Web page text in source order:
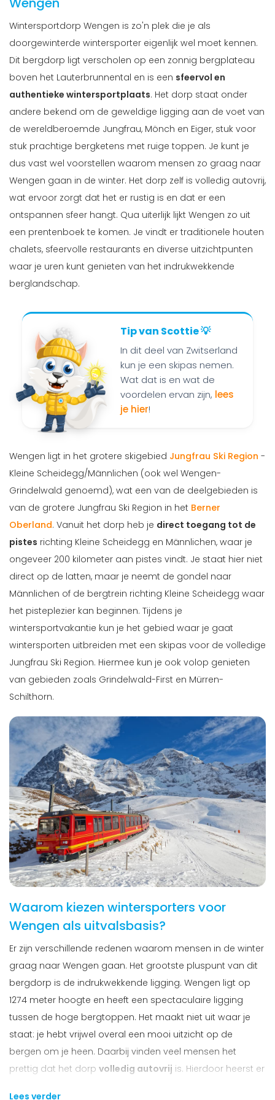
Wintersportdorp Wengen is zo'n plek die je als
doorgewinterde wintersporter eigenlijk wel moet kennen.
Dit bergdorp ligt verscholen op een zonnig bergplateau
boven het Lauterbrunnental en is een sfeervol en
authentieke wintersportplaats. Het dorp staat onder
andere bekend om de geweldige ligging aan de voet van
de wereldberoemde Jungfrau, Mönch en Eiger, stuk voor
stuk prachtige bergketens met ruige toppen. Je kunt je
dus vast wel voorstellen waarom mensen zo graag naar
Wengen gaan in de winter. Het dorp zelf is volledig autovrij,
wat ervoor zorgt dat het er rustig is en dat er een
ontspannen sfeer hangt. Qua uiterlijk lijkt Wengen zo uit
een prentenboek te komen. Je vindt er traditionele houten
chalets, sfeervolle restaurants en diverse uitzichtpunten
waar je uren kunt genieten van het indrukwekkende
berglandschap.
In dit deel van Zwitserland
kun je een skipas nemen.
Wat dat is en wat de
voordelen ervan zijn, lees
je hier!
Wengen ligt in het grotere skigebied Jungfrau Ski Region -
Kleine Scheidegg/Männlichen (ook wel Wengen-
Grindelwald genoemd), wat een van de deelgebieden is
van de grotere Jungfrau Ski Region in het Berner
Oberland. Vanuit het dorp heb je direct toegang tot de
pistes richting Kleine Scheidegg en Männlichen, waar je
ongeveer 200 kilometer aan pistes vindt. Je staat hier niet
direct op de latten, maar je neemt de gondel naar
Männlichen of de bergtrein richting Kleine Scheidegg waar
het pisteplezier kan beginnen. Tijdens je
wintersportvakantie kun je het gebied waar je gaat
wintersporten uitbreiden met een skipas voor de volledige
Jungfrau Ski Region. Hiermee kun je ook volop genieten
van gebieden zoals Grindelwald-First en Mürren-
Schilthorn.
Waarom kiezen wintersporters voor
Wengen als uitvalsbasis?
Er zijn verschillende redenen waarom mensen in de winter
graag naar Wengen gaan. Het grootste pluspunt van dit
bergdorp is de indrukwekkende ligging. Wengen ligt op
1274 meter hoogte en heeft een spectaculaire ligging
tussen de hoge bergtoppen. Het maakt niet uit waar je
staat: je hebt vrijwel overal een mooi uitzicht op de
bergen om je heen. Daarbij vinden veel mensen het
prettig dat het dorp volledig autovrij is. Hierdoor heerst er
Lees verder